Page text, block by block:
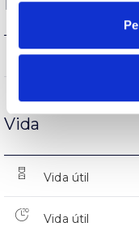
Flujo luminoso
Vida
Vida útil
Vida útil